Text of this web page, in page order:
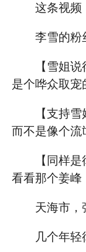
这条视频
李雪的粉
【雪姐
是个哗众取宠
【支持
而不是像个流
【同样
看看那个姜峰
天海市，
几个年轻